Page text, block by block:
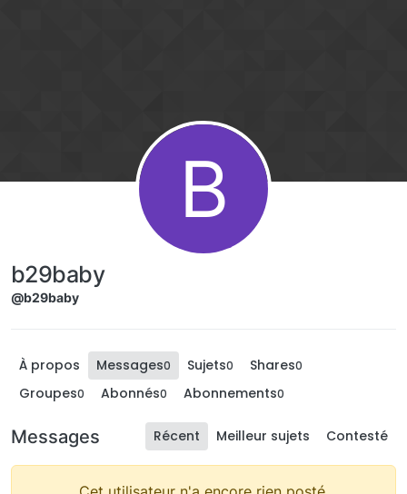
B
b29baby
@b29baby
À propos Messages0 Sujets0 Shares0
Groupes0 Abonnés0 Abonnements0
Messages Récent Meilleur sujets Contesté